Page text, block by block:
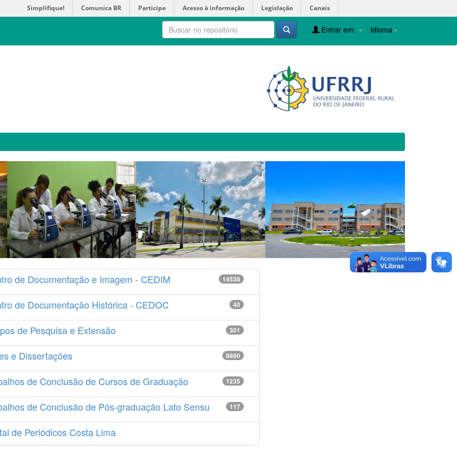
Simplifique! Comunica BR Participe Acesso à informação Legislação Canais
Idioma
Entrar em:
de Documentação e Imagem - CEDIM 14538
de Documentação Histórica - CEDOC 40
de Pesquisa e Extensão 301
e Dissertações 8880
de Conclusão de Cursos de Graduação 1235
de Conclusão de Pós-graduação Lato Sensu 117
de Periódicos Costa Lima